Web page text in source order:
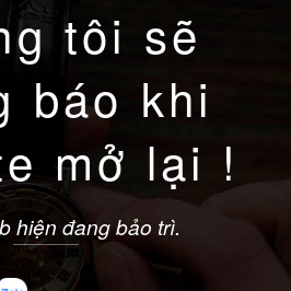
tôi sẽ
báo khi
mở lại !
hiện đang bảo trì.